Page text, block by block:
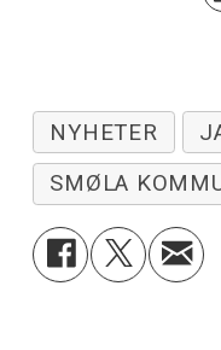
NYHETER
SMØLA